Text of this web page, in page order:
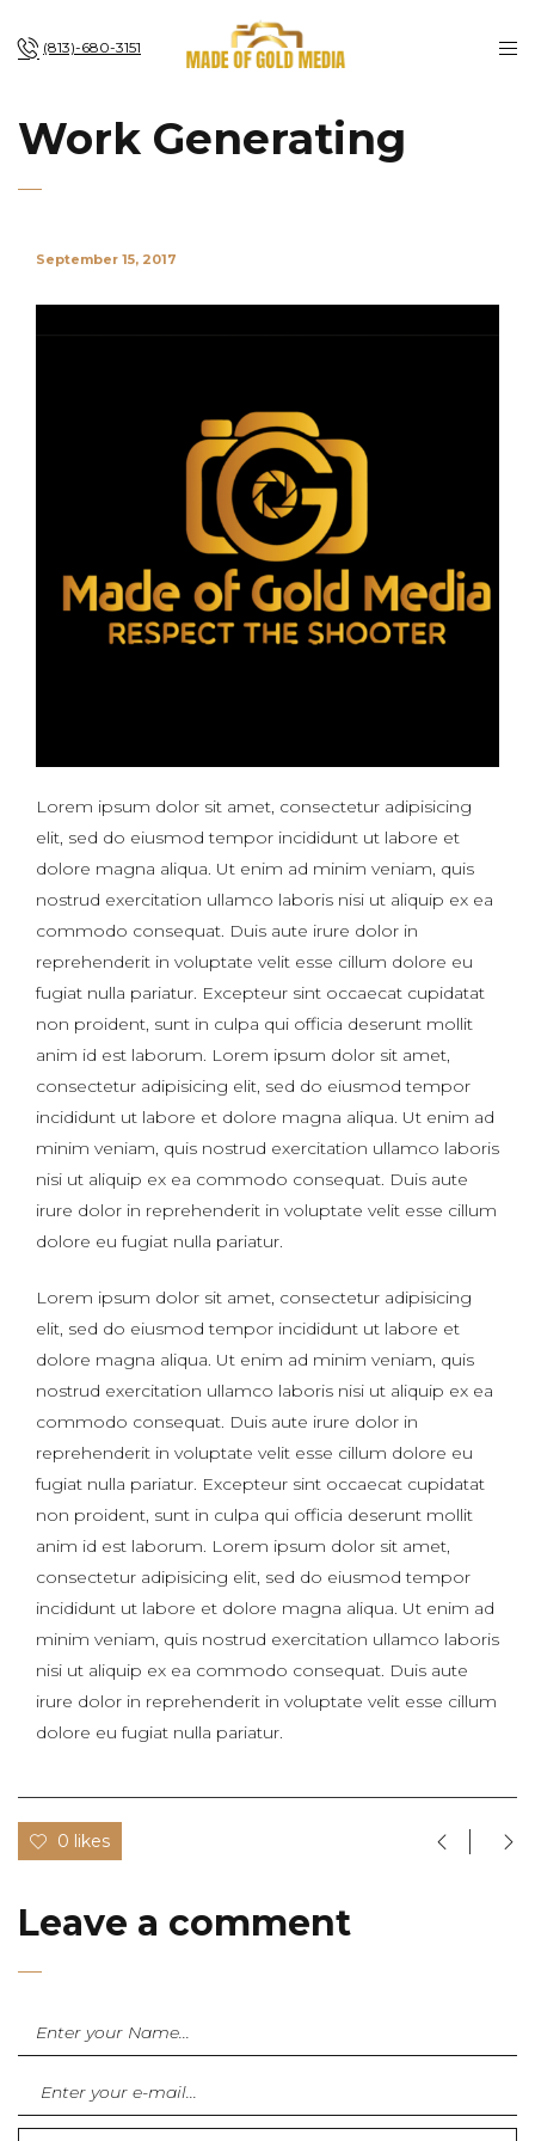
(813)-680-3151
Work Generating
September 15, 2017
Lorem ipsum dolor sit amet, consectetur adipisicing
elit, sed do eiusmod tempor incididunt ut labore et
dolore magna aliqua. Ut enim ad minim veniam, quis
nostrud exercitation ullamco laboris nisi ut aliquip ex ea
commodo consequat. Duis aute irure dolor in
reprehenderit in voluptate velit esse cillum dolore eu
fugiat nulla pariatur. Excepteur sint occaecat cupidatat
non proident, sunt in culpa qui officia deserunt mollit
anim id est laborum. Lorem ipsum dolor sit amet,
consectetur adipisicing elit, sed do eiusmod tempor
incididunt ut labore et dolore magna aliqua. Ut enim ad
minim veniam, quis nostrud exercitation ullamco laboris
nisi ut aliquip ex ea commodo consequat. Duis aute
irure dolor in reprehenderit in voluptate velit esse cillum
dolore eu fugiat nulla pariatur.
Lorem ipsum dolor sit amet, consectetur adipisicing
elit, sed do eiusmod tempor incididunt ut labore et
dolore magna aliqua. Ut enim ad minim veniam, quis
nostrud exercitation ullamco laboris nisi ut aliquip ex ea
commodo consequat. Duis aute irure dolor in
reprehenderit in voluptate velit esse cillum dolore eu
fugiat nulla pariatur. Excepteur sint occaecat cupidatat
non proident, sunt in culpa qui officia deserunt mollit
anim id est laborum. Lorem ipsum dolor sit amet,
consectetur adipisicing elit, sed do eiusmod tempor
incididunt ut labore et dolore magna aliqua. Ut enim ad
minim veniam, quis nostrud exercitation ullamco laboris
nisi ut aliquip ex ea commodo consequat. Duis aute
irure dolor in reprehenderit in voluptate velit esse cillum
dolore eu fugiat nulla pariatur.
0 likes
Leave a comment